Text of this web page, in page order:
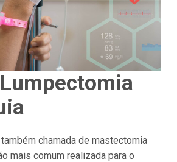
chamada de mastectomia
mais comum realizada para o